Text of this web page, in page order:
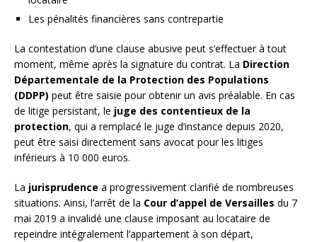
Les pénalités financières sans contrepartie
La contestation d’une clause abusive peut s’effectuer à tout
moment, même après la signature du contrat. La Direction
Départementale de la Protection des Populations
(DDPP) peut être saisie pour obtenir un avis préalable. En cas
de litige persistant, le juge des contentieux de la
protection, qui a remplacé le juge d’instance depuis 2020,
peut être saisi directement sans avocat pour les litiges
inférieurs à 10 000 euros.
La jurisprudence a progressivement clarifié de nombreuses
situations. Ainsi, l’arrêt de la Cour d’appel de Versailles du 7
mai 2019 a invalidé une clause imposant au locataire de
repeindre intégralement l’appartement à son départ,